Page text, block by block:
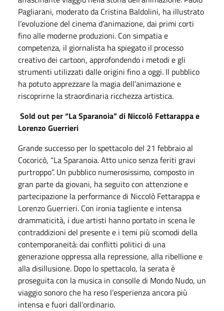
Pagliarani, moderato da Cristina Baldolini, ha illustrato
l’evoluzione del cinema d’animazione, dai primi corti
fino alle moderne produzioni. Con simpatia e
competenza, il giornalista ha spiegato il processo
creativo dei cartoon, approfondendo i metodi e gli
strumenti utilizzati dalle origini fino a oggi. Il pubblico
ha potuto apprezzare la magia dell’animazione e
riscoprirne la straordinaria ricchezza artistica.
Sold out per “La Sparanoia” di Niccolò Fettarappa e
Lorenzo Guerrieri
Grande successo per lo spettacolo del 21 febbraio al
Cocoricò, “La Sparanoia. Atto unico senza feriti gravi
purtroppo”. Un pubblico numerosissimo, composto in
gran parte da giovani, ha seguito con attenzione e
partecipazione la performance di Niccolò Fettarappa e
Lorenzo Guerrieri. Con ironia tagliente e intensa
drammaticità, i due artisti hanno portato in scena le
contraddizioni del presente e i temi più scomodi della
contemporaneità: dai conflitti politici di una
generazione oppressa alla repressione, alla ribellione e
alla disillusione. Dopo lo spettacolo, la serata è
proseguita con la musica in consolle di Mondo Nudo, un
viaggio sonoro che ha reso l’esperienza ancora più
intensa e fuori dall’ordinario.